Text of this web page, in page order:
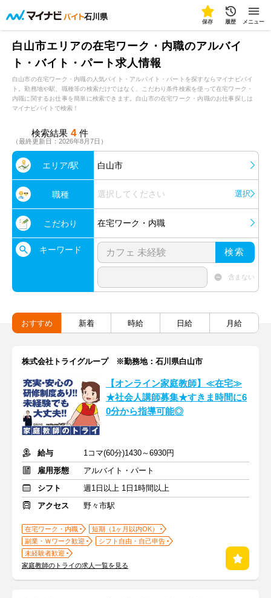
石川県
保存 履歴 メニュー
白山市エリアの在宅ワーク・内職のアルバイ
ト・バイト・パート求人情報
白山市の在宅ワーク・内職の人気バイト・アルバイト・パートを探すならマイナビバイ
ト。勤務地や駅、職種等の検索だけではなく、こだわり条件検索を使って在宅ワーク・
内職に関するお仕事を簡単に検索できます。白山市の在宅ワーク・内職のお仕事探しは
マイナビバイトで検索！
検索結果 4 件
（最終更新日：2026年8月7日）
エリア/駅 白山市
職種 選択してください 選択
こだわり 在宅ワーク・内職
キーワード 検索
含まない
おすすめ 新着 時給 日給 月給
株式会社トライグループ ※勤務地：石川県白山市
【オンライン家庭教師】≪在宅≫
★社会人講師募集★すきま時間に6
0分から指導可能◎
給与
1コマ(60分)1430～6930円
雇用形態
アルバイト・パート
シフト
週1日以上 1日1時間以上
アクセス
野々市駅
在宅ワーク・内職
短期（1ヶ月以内OK）
副業・Ｗワーク歓迎
シフト自由・自己申告
未経験者歓迎
家庭教師のトライの求人一覧を見る